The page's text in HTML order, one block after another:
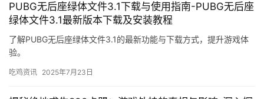
PUBG无后座绿体文件3.1下载与使用指南-PUBG无后座
绿体文件3.1最新版本下载及安装教程
了解PUBG无后座绿体文件3.1的最新功能与下载方式，提升游戏体
验。
吃鸡资讯 2025年7月23日